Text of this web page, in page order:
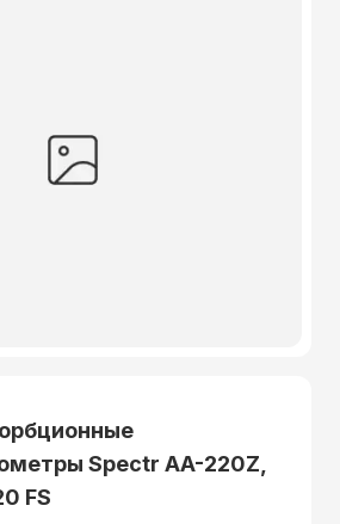
Spectr AA-220Z,
FS